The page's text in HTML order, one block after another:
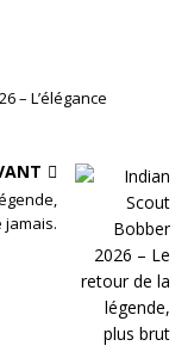
– L’élégance
jamais.